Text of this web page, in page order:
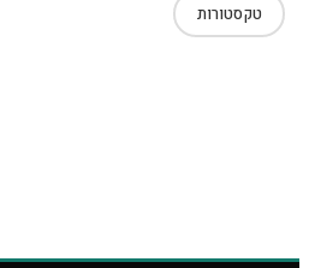
טקסטורות